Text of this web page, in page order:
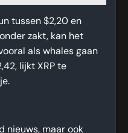
tussen $2,20 en
zakt, kan het
als whales gaan
lijkt XRP te
nieuws, maar ook